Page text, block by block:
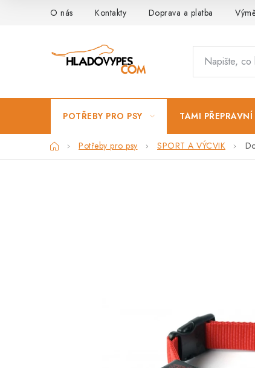
O nás Kontakty Doprava a platba
POTŘEBY PRO PSY TAMI
DomůPotřeby pro psy SPORT A VÝCVIK